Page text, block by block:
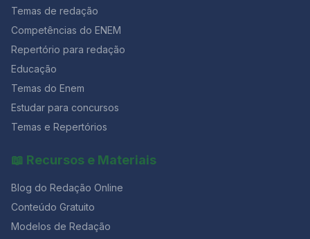
Temas de redação
Competências do ENEM
Repertório para redação
Educação
Temas do Enem
Estudar para concursos
Temas e Repertórios
📖 Recursos e Materiais
Blog do Redação Online
Conteúdo Gratuito
Modelos de Redação